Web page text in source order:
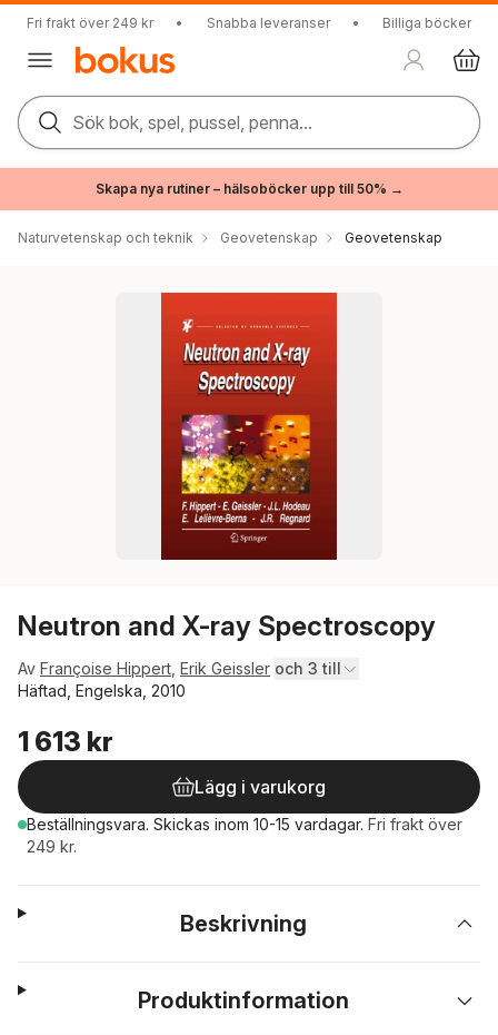
Fri frakt över 249 kr • Snabba leveranser • Billiga böcker
Sök bok, spel, pussel, penna...
Skapa nya rutiner – hälsoböcker upp till 50% →
Naturvetenskap och teknik Geovetenskap Geovetenskap
Neutron and X-ray Spectroscopy
Av Françoise Hippert Erik Geissler och 3 till
Häftad, Engelska, 2010
1 613 kr
Lägg i varukorg
Beställningsvara. Skickas inom 10-15 vardagar. Fri frakt över
249 kr.
Beskrivning
Produktinformation